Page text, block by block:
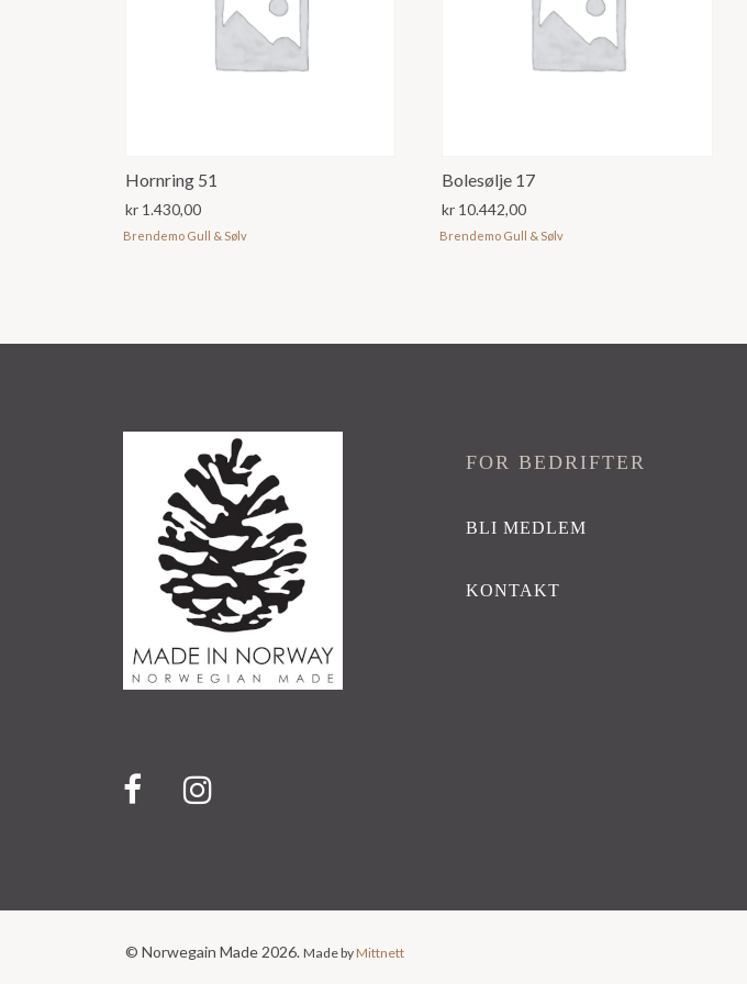
Hornring 51
kr 1.430,00
Brendemo Gull & Sølv
Bolesølje 17
kr 10.442,00
Brendemo Gull & Sølv
FOR BEDRIFTER
BLI MEDLEM
KONTAKT
© Norwegain Made 2026. Made byMittnett